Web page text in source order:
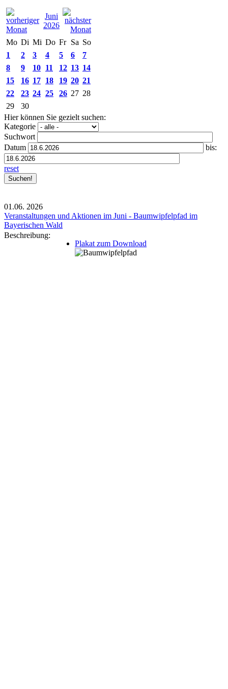
Juni
2026
Mo Di Mi Do Fr Sa So
1
2 3 4 5 6
7
8
9 10 11 12 13 14
15
16 17 18 19 20 21
22
23 24 25 26 27 28
29
30
Hier können Sie gezielt suchen:
Kategorie
Suchwort
Datum
bis:
reset
01.06. 2026
Veranstaltungen und Aktionen im Juni - Baumwipfelpfad im
Bayerischen Wald
Beschreibung:
Plakat zum Download